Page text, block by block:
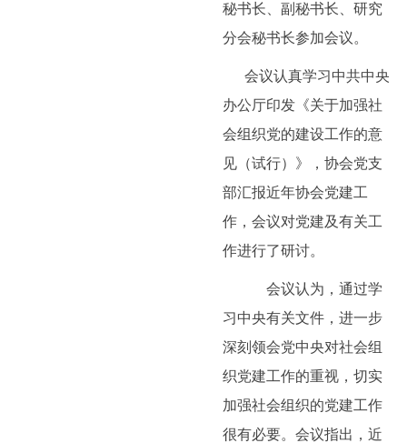
秘书长、副秘书长、研究
分会秘书长参加会议。
会议认真学习中共中央
办公厅印发《关于加强社
会组织党的建设工作的意
见（试行）》，协会党支
部汇报近年协会党建工
作，会议对党建及有关工
作进行了研讨。
会议认为，通过学
习中央有关文件，进一步
深刻领会党中央对社会组
织党建工作的重视，切实
加强社会组织的党建工作
很有必要。 会议指出，近